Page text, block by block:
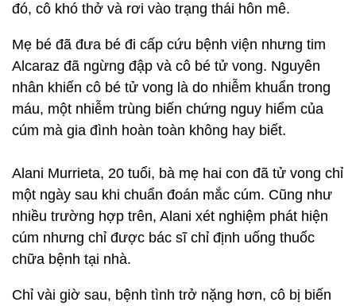
đó, cô khó thở và rơi vào trạng thái hôn mê.
Mẹ bé đã đưa bé đi cấp cứu bệnh viện nhưng tim
Alcaraz đã ngừng đập và cô bé tử vong. Nguyên
nhân khiến cô bé tử vong là do nhiễm khuẩn trong
máu, một nhiễm trùng biến chứng nguy hiểm của
cúm mà gia đình hoàn toàn không hay biết.
Alani Murrieta, 20 tuổi, bà mẹ hai con đã tử vong chỉ
một ngày sau khi chuẩn đoán mắc cúm. Cũng như
nhiều trường hợp trên, Alani xét nghiệm phát hiện
cúm nhưng chỉ được bác sĩ chỉ định uống thuốc
chữa bệnh tại nhà.
Chỉ vài giờ sau, bệnh tình trở nặng hơn, cô bị biến